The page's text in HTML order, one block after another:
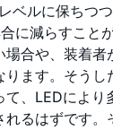
ベルに保ちつ
に減らすこと
場合や、装着者
ります。そう
て、LEDにより
れるはずです